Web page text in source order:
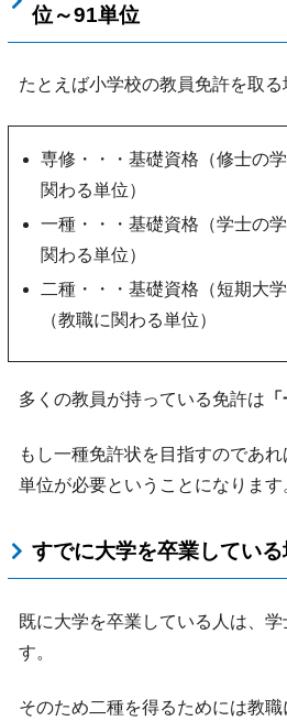
位～91単位
たとえば小学校の教員免許を取る
専修・・・基礎資格（修士の
関わる単位）
一種・・・基礎資格（学士の
関わる単位）
二種・・・基礎資格（短期大
（教職に関わる単位）
多くの教員が持っている免許は
もし一種免許状を目指すのであ
単位が必要ということになります
すでに大学を卒業してい
既に大学を卒業している人は、
す。
そのため二種を得るためには教